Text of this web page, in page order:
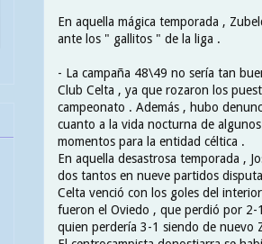
En aquella mágica temporada ,
ante los " gallitos " de la liga .
- La campaña 48\49 no sería tan
Club Celta , ya que rozaron los
campeonato . Además , hubo
cuanto a la vida nocturna de
momentos para la entidad céltica .
En aquella desastrosa temporada ,
dos tantos en nueve partidos
Celta venció con los goles del
fueron el Oviedo , que perdió por 2-
quien perdería 3-1 siendo de nuevo